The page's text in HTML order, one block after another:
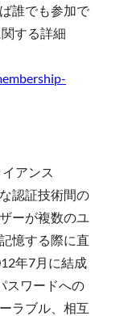
誰でも参加で
する詳細
アンス
認証技術間の
ーが複数のユ
憶する際に直
年7月に結成
スワードへの
ラブル、相互